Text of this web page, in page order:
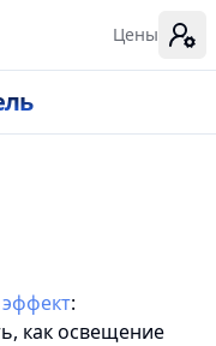
Цены
:
как освещение